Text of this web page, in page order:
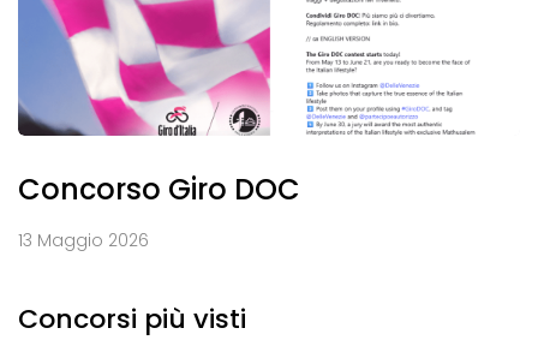
Concorso Giro DOC
13 Maggio 2026
Concorsi più visti